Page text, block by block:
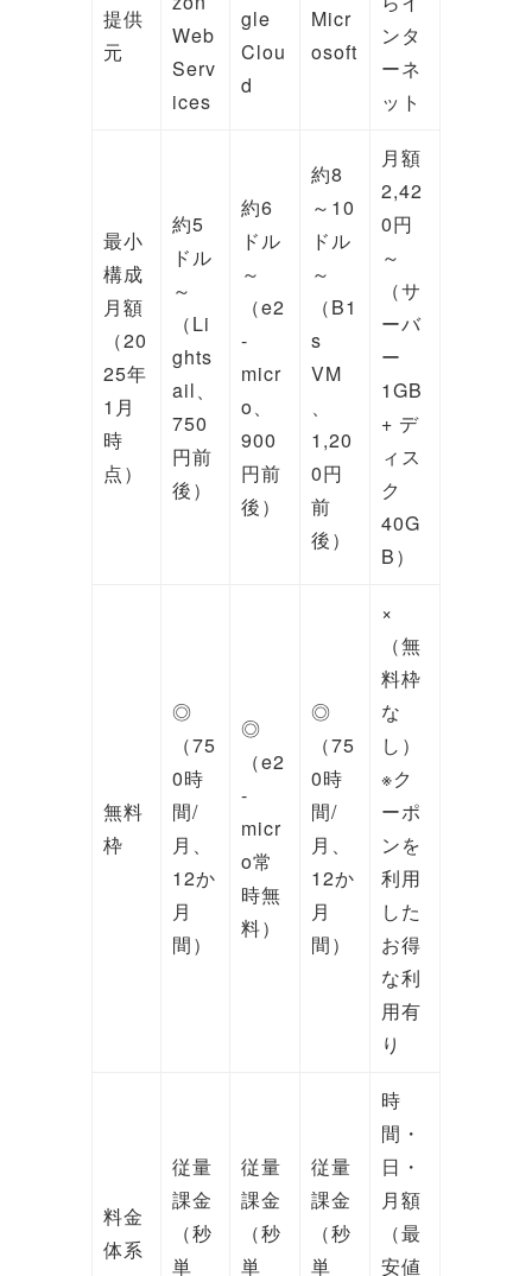
提供
元
Web
Serv
ices
gle
Clou
d
Micr
osoft
ンタ
ーネ
ット
最小
構成
月額
（20
25年
1月
時
点）
約5
ドル
～
（Li
ghts
ail、
750
円前
後）
約6
ドル
～
（e2
-
micr
o、
900
円前
後）
約8
～10
ドル
～
（B1
s
VM
、
1,20
0円
前
後）
月額
2,42
0円
～
（サ
ーバ
ー
1GB
+ デ
ィス
ク
40G
B）
無料
枠
◎
（75
0時
間/
月、
12か
月
間）
◎
（e2
-
micr
o常
時無
料）
◎
（75
0時
間/
月、
12か
月
間）
×
（無
料枠
な
し）
※ク
ーポ
ンを
利用
した
お得
な利
用有
り
料金
体系
従量
課金
（秒
単
従量
課金
（秒
単
従量
課金
（秒
単
時
間・
日・
月額
（最
安値